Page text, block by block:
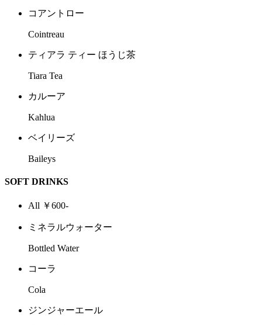
コアントロー
Cointreau
ティアラ ティー ほうじ茶
Tiara Tea
カルーア
Kahlua
ベイリーズ
Baileys
SOFT DRINKS
All ￥600-
ミネラルウォーター
Bottled Water
コーラ
Cola
ジンジャーエール